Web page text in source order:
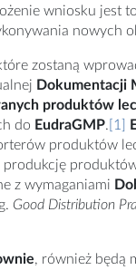
wniosku jest
nowych
zostaną
Dokumentacji
produktów
do EudraGMP. [1]
produktów
z wymaganiami
Good Distribution
, również będą